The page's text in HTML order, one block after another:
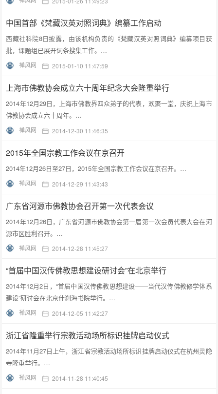
中国首部《梵藏汉英对照词典》编纂工作启动
西藏社科院8日披露，由该机构负责的《梵藏汉英对照词典》编纂项目获
批，课题组已展开词条搜集工作。…
禅风网 2015-01-10 11:47:59
上海市佛教协会成立六十周年纪念大会隆重举行
2014年12月29日，上海市佛教界四众弟子的代表，欢聚一堂，庆祝上海市
佛教协会成立六十周年。…
禅风网 2014-12-30 11:46:35
2015年全国宗教工作会议在京召开
2014年12月26日至27日，2015年全国宗教工作会议在京召开。…
禅风网 2014-12-29 11:43:43
广东省河源市佛教协会召开第一次代表会议
2014年12月26日，广东省河源市佛教协会第一届第一次会员代表大会在河
源市区胜利召开。…
禅风网 2014-12-28 11:45:27
“首届中国汉传佛教思想建设研讨会”在北京举行
2014年12月2日，“首届中国汉传佛教思想建设——当代汉传佛教修学体系
建设”研讨会在北京什刹海书院举行。…
禅风网 2014-12-05 11:42:27
浙江省隆重举行宗教活动场所标识挂牌启动仪式
2014年11月27日上午，浙江省宗教活动场所标识挂牌启动仪式在杭州灵隐
寺隆重举行。…
禅风网 2014-11-28 11:40:45